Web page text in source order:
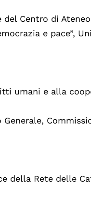
del Centro di
e pace”,
umani e alla
Generale,
della Rete delle